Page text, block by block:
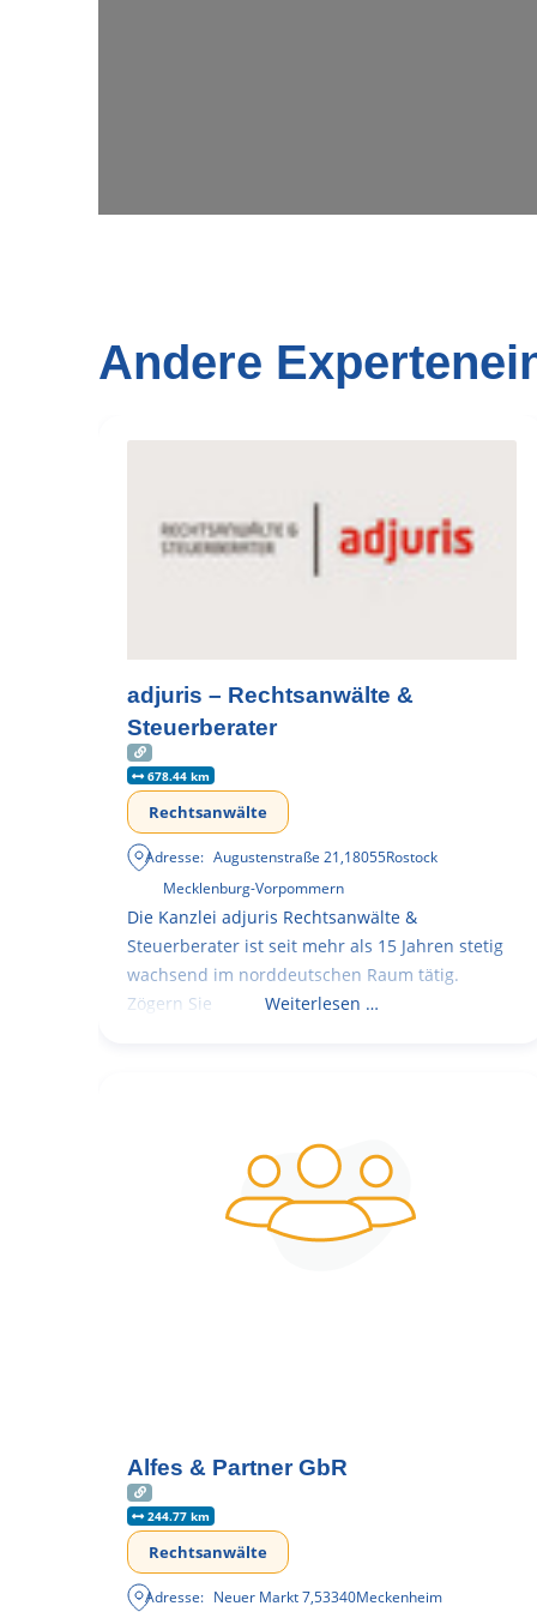
Andere
adjuris – Rechtsanwälte &
Steuerberater
678.44 km
Rechtsanwälte
Adresse: Augustenstraße 21,18055Rostock
Mecklenburg-Vorpommern
Die Kanzlei adjuris Rechtsanwälte &
Steuerberater ist seit mehr als 15 Jahren stetig
wachsend im norddeutschen Raum tätig.
Zögern Sie
Weiterlesen …
Alfes & Partner GbR
244.77 km
Rechtsanwälte
Adresse: Neuer Markt 7,53340Meckenheim